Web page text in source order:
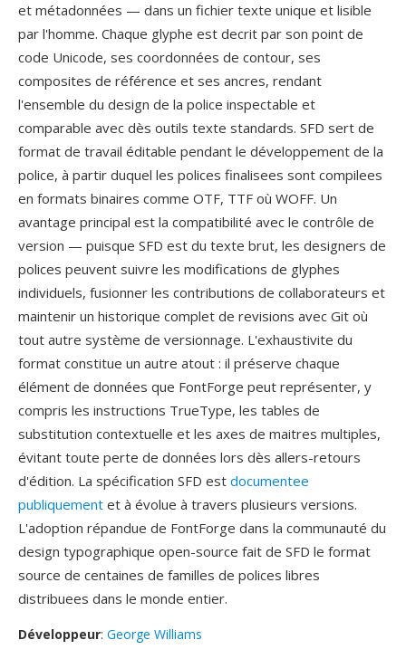
et métadonnées — dans un fichier texte unique et lisible
par l'homme. Chaque glyphe est decrit par son point de
code Unicode, ses coordonnées de contour, ses
composites de référence et ses ancres, rendant
l'ensemble du design de la police inspectable et
comparable avec dès outils texte standards. SFD sert de
format de travail éditable pendant le développement de la
police, à partir duquel les polices finalisees sont compilees
en formats binaires comme OTF, TTF où WOFF. Un
avantage principal est la compatibilité avec le contrôle de
version — puisque SFD est du texte brut, les designers de
polices peuvent suivre les modifications de glyphes
individuels, fusionner les contributions de collaborateurs et
maintenir un historique complet de revisions avec Git où
tout autre système de versionnage. L'exhaustivite du
format constitue un autre atout : il préserve chaque
élément de données que FontForge peut représenter, y
compris les instructions TrueType, les tables de
substitution contextuelle et les axes de maitres multiples,
évitant toute perte de données lors dès allers-retours
d'édition. La spécification SFD est documentee
publiquement et à évolue à travers plusieurs versions.
L'adoption répandue de FontForge dans la communauté du
design typographique open-source fait de SFD le format
source de centaines de familles de polices libres
distribuees dans le monde entier.
Développeur: George Williams